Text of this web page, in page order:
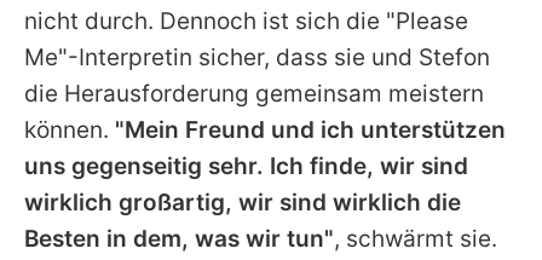
nicht durch. Dennoch ist sich die "Please
Me"-Interpretin sicher, dass sie und Stefon
die Herausforderung gemeinsam meistern
können. "Mein Freund und ich unterstützen
uns gegenseitig sehr. Ich finde, wir sind
wirklich großartig, wir sind wirklich die
Besten in dem, was wir tun", schwärmt sie.